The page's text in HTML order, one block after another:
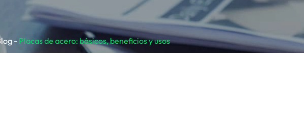
Placas de acero: básicos, beneficios y usos